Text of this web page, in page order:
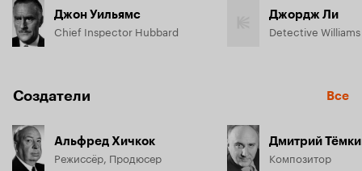
Джон Уильямс
Chief Inspector Hubbard
Джордж Ли
Detective Williams
Создатели Все
Альфред Хичкок
Режиссёр, Продюсер
Дмитрий
Композитор